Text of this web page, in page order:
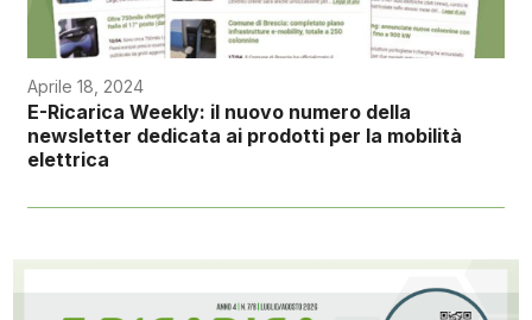
Aprile 18, 2024
E-Ricarica Weekly: il nuovo numero della
newsletter dedicata ai prodotti per la mobilità
elettrica